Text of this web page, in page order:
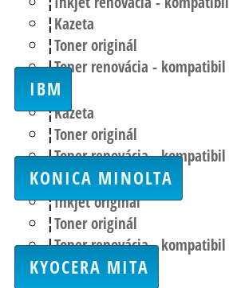
Kazeta
Toner originál
Toner renovácia - kompatibil
IBM
Kazeta
Toner originál
Toner renovácia - kompatibil
KONICA MINOLTA
Inkjet originál
Toner originál
Toner renovácia - kompatibil
KYOCERA MITA